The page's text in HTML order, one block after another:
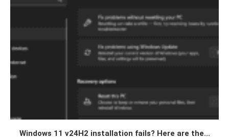
Windows 11 v24H2 installation fails? Here are the...